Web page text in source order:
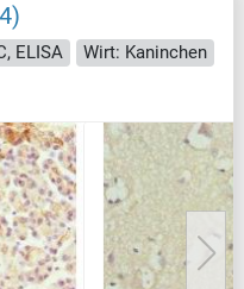
ELISA
Wirt: Kaninchen